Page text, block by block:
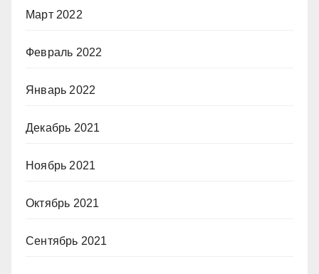
Март 2022
Февраль 2022
Январь 2022
Декабрь 2021
Ноябрь 2021
Октябрь 2021
Сентябрь 2021